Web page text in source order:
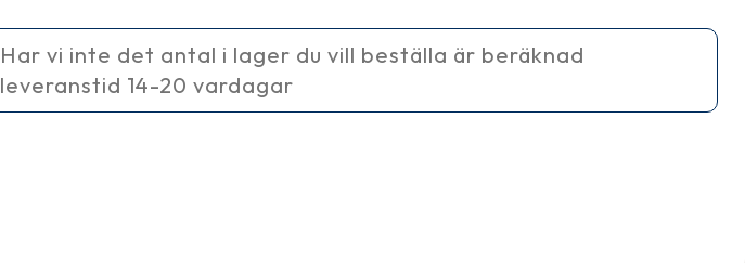
mängd
Har vi inte det antal i lager du vill beställa är beräknad
leveranstid 14-20 vardagar